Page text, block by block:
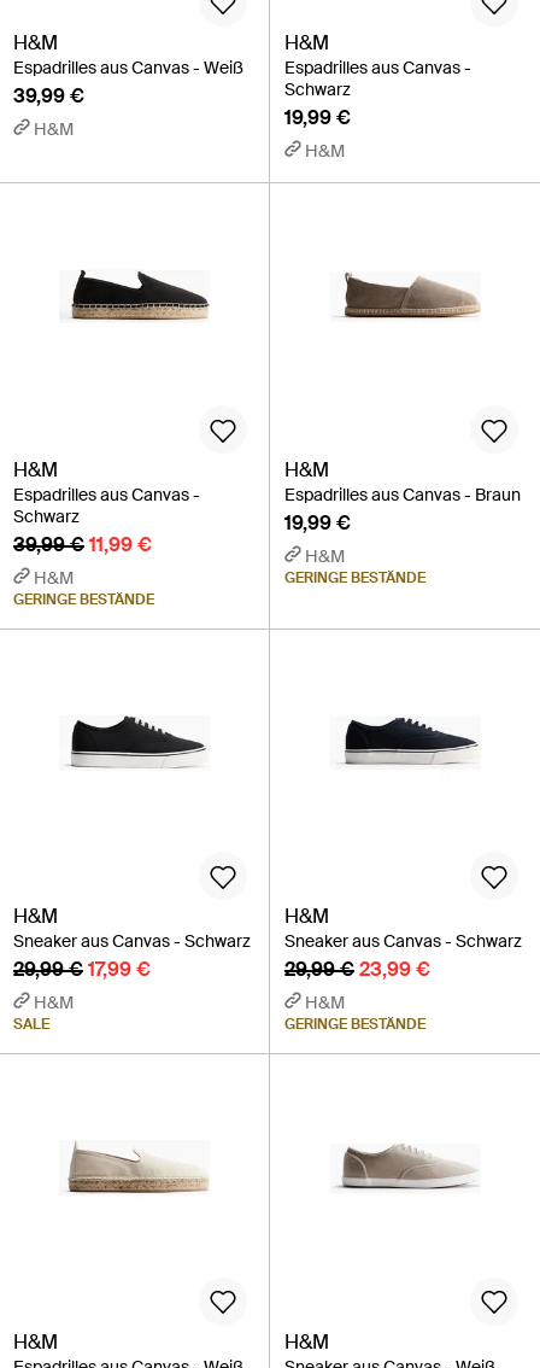
H&M
Espadrilles aus Canvas - Weiß
39,99 €
H&M
H&M
Espadrilles aus Canvas -
Schwarz
19,99 €
H&M
H&M
Espadrilles aus Canvas -
Schwarz
39,99 €11,99 €
H&M
GERINGE BESTÄNDE
H&M
Espadrilles aus Canvas - Braun
19,99 €
H&M
GERINGE BESTÄNDE
H&M
Sneaker aus Canvas - Schwarz
29,99 €17,99 €
H&M
SALE
H&M
Sneaker aus Canvas - Schwarz
29,99 €23,99 €
H&M
GERINGE BESTÄNDE
H&M H&M